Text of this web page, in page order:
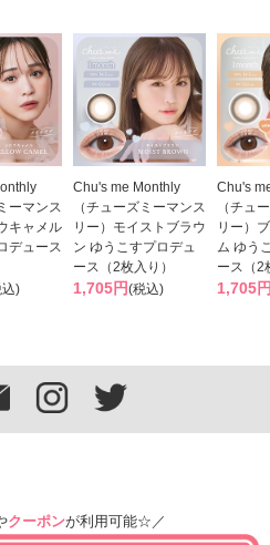
ーマンス
キャメル
デュース
)
Chu's me Monthly
（チューズミーマンス
リー）モイストブラウ
ン ゆうこすプロデュ
ース（2枚入り）
1,705円(税込)
Chu's
（チュ
リー）
ム ゆう
ース（2
1,705
クーポンが利用可能☆／